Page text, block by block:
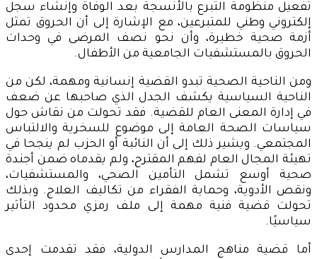
تفعيل منظومة التبرع بالأنسجة بعد الوفاة وإنشاء سجل
إلكتروني وطني للمتبرعين، مع الإشارة إلى أن الحروق تمثل
أزمة صحية خطيرة، وأن نحو نصف المرضى في وحدات
الحروق بالمستشفيات الجامعية من الأطفال.
ومن الناحية الصحية تبدو القضية إنسانية ومهمة، لكن من
الناحية السياسية يكشف الجدل الذي صاحبها عن ضعف
في إدارة المعنى العام للقضية. فقد تحولت من نقاش حول
سياسات الصحة العامة إلى موضوع للسخرية والالتباس
المجتمعي. ويشير ذلك إلى أن النائبة أو الحزب لم ينجحا في
تهيئة المجال العام لفهم المقترح، ولم يقدماه ضمن أجندة
صحية أوسع تشمل التأمين الصحي، والمستشفيات،
ونقص الأدوية، وحماية الفقراء من تكاليف العلاج. وبذلك
تحولت قضية فنية مهمة إلى ملف رمزي محدود التأثير
سياسيًا.
أما قضية مناهج المدارس الدولية، فقد تقدمت إحدى